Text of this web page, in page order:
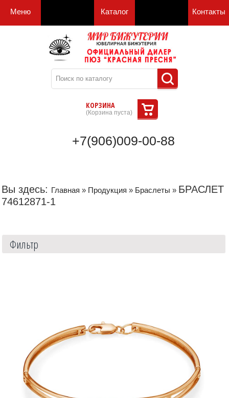
Меню Каталог Контакты
КОРЗИНА
(Корзина пуста)
+7(906)009-00-88
Вы здесь: Главная » Продукция » Браслеты » БРАСЛЕТ
74612871-1
Фильтр